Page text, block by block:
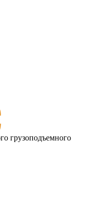
грузоподъемного